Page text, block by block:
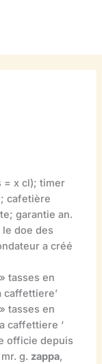
= x cl); timer
cafetière
garantie an.
doe des
a créé
tasses en
caffettiere’
tasses en
caffettiere ‘
officie depuis
g. zappa,